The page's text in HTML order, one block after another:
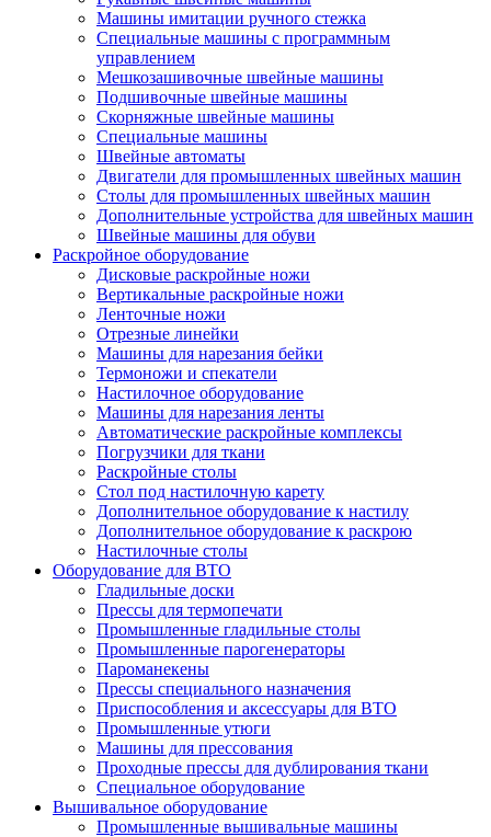
Машины имитации ручного стежка
Специальные машины с программным
управлением
Мешкозашивочные швейные машины
Подшивочные швейные машины
Скорняжные швейные машины
Специальные машины
Швейные автоматы
Двигатели для промышленных швейных машин
Столы для промышленных швейных машин
Дополнительные устройства для швейных машин
Швейные машины для обуви
Раскройное оборудование
Дисковые раскройные ножи
Вертикальные раскройные ножи
Ленточные ножи
Отрезные линейки
Машины для нарезания бейки
Термоножи и спекатели
Настилочное оборудование
Машины для нарезания ленты
Автоматические раскройные комплексы
Погрузчики для ткани
Раскройные столы
Стол под настилочную карету
Дополнительное оборудование к настилу
Дополнительное оборудование к раскрою
Настилочные столы
Оборудование для ВТО
Гладильные доски
Прессы для термопечати
Промышленные гладильные столы
Промышленные парогенераторы
Пароманекены
Прессы специального назначения
Приспособления и аксессуары для ВТО
Промышленные утюги
Машины для прессования
Проходные прессы для дублирования ткани
Специальное оборудование
Вышивальное оборудование
Промышленные вышивальные машины